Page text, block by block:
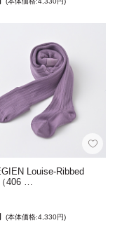
Louise-Ribbed
406 …
(本体価格:4,330円)